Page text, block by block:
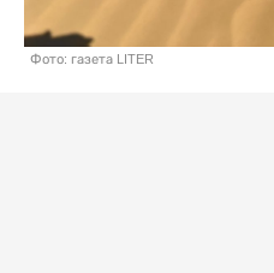
Фото: газета LITER